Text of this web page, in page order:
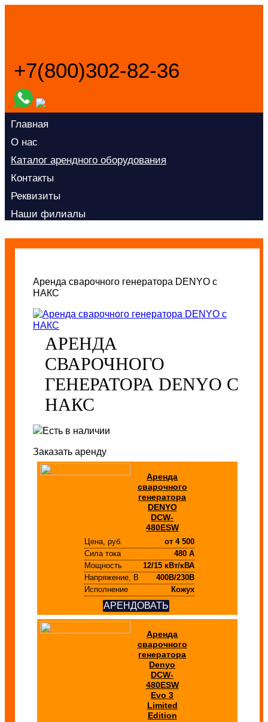
+7(800)302-82-36
Главная
О нас
Каталог арендного оборудования
Контакты
Реквизиты
Наши филиалы
Аренда сварочного генератора DENYO с
НАКС
АРЕНДА
СВАРОЧНОГО
ГЕНЕРАТОРА DENYO С
НАКС
Есть в наличии
Заказать аренду
Аренда
сварочного
генератора
DENYO
DCW-
480ESW
Цена, руб. от 4 500
Сила тока
480 А
Мощность
12/15 кВт/кВА
Напряжение, В
400В/230В
Исполнение
Кожух
АРЕНДОВАТЬ
Аренда
сварочного
генератора
Denyo
DCW-
480ESW
Evo 3
Limited
Edition